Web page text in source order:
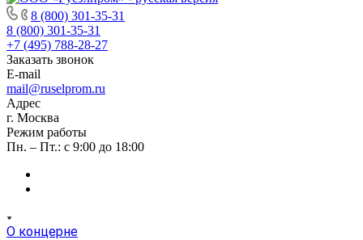
8 (800) 301-35-31
8 (800) 301-35-31
+7 (495) 788-28-27
Заказать звонок
E-mail
mail@ruselprom.ru
Адрес
г. Москва
Режим работы
Пн. – Пт.: с 9:00 до 18:00
О концерне